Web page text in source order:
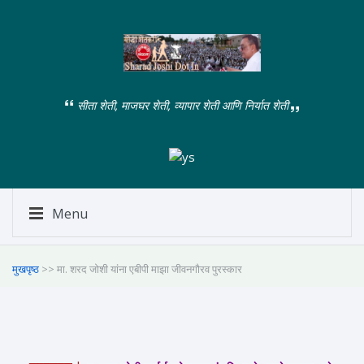
सीता शेती, माजघर शेती, व्यापार शेती आणि निर्यात शेती
Menu
मुखपृष्ठ >> मा. शरद जोशी यांना एबीपी माझा जीवनगौरव पुरस्कार